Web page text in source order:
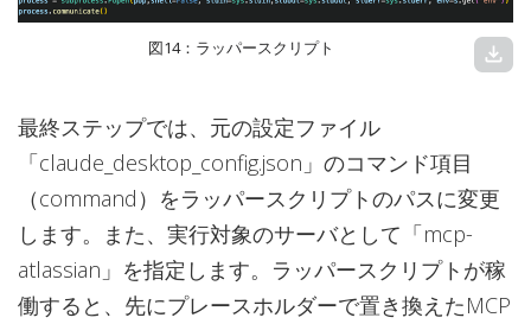
図14：ラッパースクリプト download
最終ステップでは、元の設定ファイル
「claude_desktop_config.json」のコマンド項目
（command）をラッパースクリプトのパスに変更
します。また、実行対象のサーバとして「mcp-
atlassian」を指定します。ラッパースクリプトが稼
働すると、先にプレースホルダーで置き換えたMCP